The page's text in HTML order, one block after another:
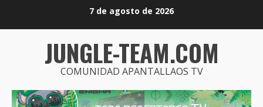
7 de agosto de 2026
JUNGLE-TEAM.COM
COMUNIDAD APANTALLAOS TV